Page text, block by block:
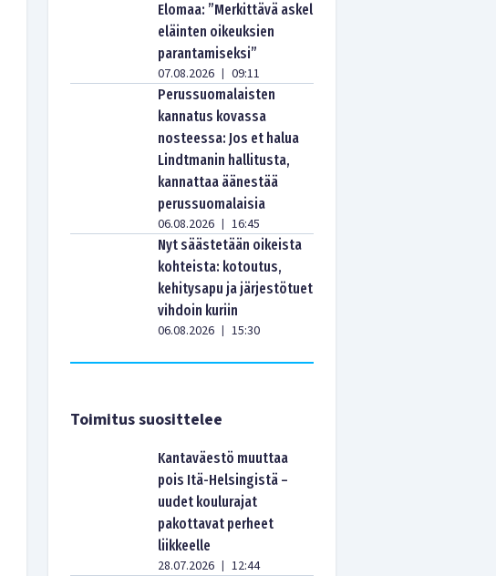
Elomaa: ”Merkittävä askel
eläinten oikeuksien
parantamiseksi”
07.08.2026 | 09:11
Perussuomalaisten
kannatus kovassa
nosteessa: Jos et halua
Lindtmanin hallitusta,
kannattaa äänestää
perussuomalaisia
06.08.2026 | 16:45
Nyt säästetään oikeista
kohteista: kotoutus,
kehitysapu ja järjestötuet
vihdoin kuriin
06.08.2026 | 15:30
Toimitus suosittelee
Kantaväestö muuttaa
pois Itä-Helsingistä –
uudet koulurajat
pakottavat perheet
liikkeelle
28.07.2026 | 12:44